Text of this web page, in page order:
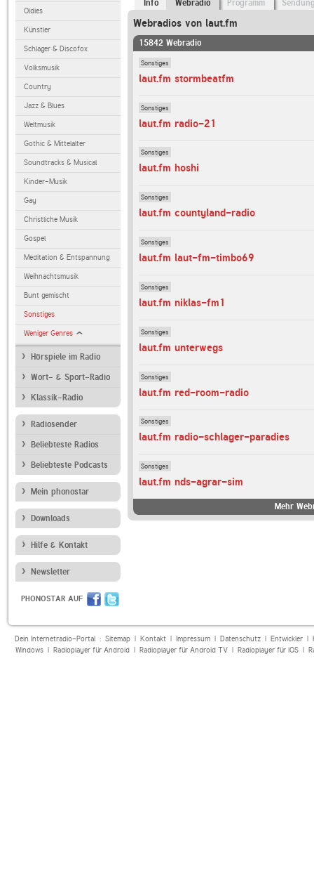
Oldies
Künstler
Schlager & Discofox
Volksmusik
Country
Jazz & Blues
Weltmusik
Gothic & Mittelalter
Soundtracks & Musical
Kinder-Musik
Gay
Christliche Musik
Gospel
Meditation & Entspannung
Weihnachtsmusik
Bunt gemischt
Sonstiges
Weniger Genres
Hörspiele im Radio
Wort- & Sport-Radio
Klassik-Radio
Radiosender
Beliebteste Radios
Beliebteste Podcasts
Mein phonostar
Downloads
Hilfe & Kontakt
Newsletter
PHONOSTAR AUF
Info Webradio Programm
Webradios von laut.fm
15842 Webradio
Sonstiges
laut.fm stormbeatfm
Sonstiges
laut.fm radio-21
Sonstiges
laut.fm hoshi
Sonstiges
laut.fm countyland-radio
Sonstiges
laut.fm laut-fm-timbo69
Sonstiges
laut.fm niklas-fm1
Sonstiges
laut.fm unterwegs
Sonstiges
laut.fm red-room-radio
Sonstiges
laut.fm radio-schlager-paradies
Sonstiges
laut.fm nds-agrar-sim
Mehr
Dein Internetradio-Portal : Sitemap| Kontakt| Impressum| Datenschutz| Entwickler|
Windows| Radioplayer für Android| Radioplayer für Android TV| Radioplayer für iOS|